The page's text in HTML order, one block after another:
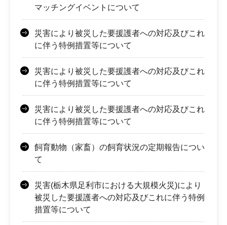
マッチングイベントについて
災害により被災した要援護者への対応及びこれ
に伴う特例措置等について
災害により被災した要援護者への対応及びこれ
に伴う特例措置等について
災害により被災した要援護者への対応及びこれ
に伴う特例措置等について
飼育動物（家畜）の飼育状況の定期報告につい
て
災害(栃木県足利市における大規模火災)により
被災した要援護者への対応及びこれに伴う特例
措置等について